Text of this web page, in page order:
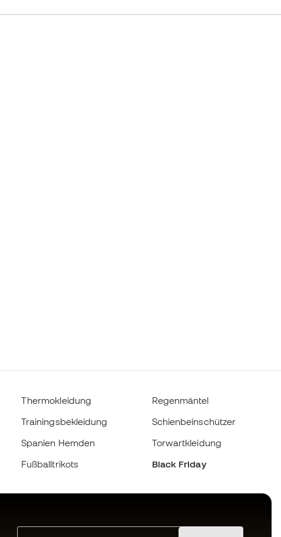
Thermokleidung
Trainingsbekleidung
Spanien Hemden
Fußballtrikots
Regenmäntel
Schienbeinschützer
Torwartkleidung
Black Friday